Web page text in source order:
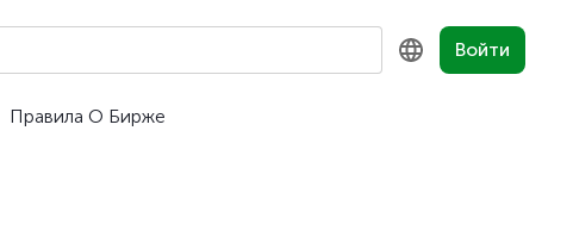
Войти
Правила О Бирже